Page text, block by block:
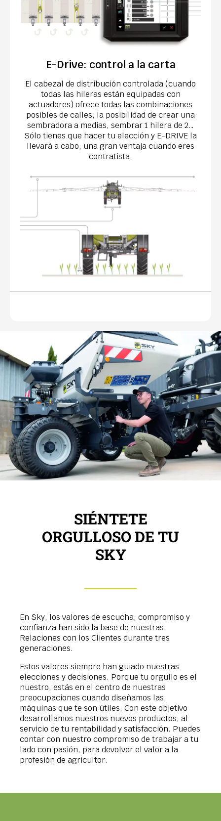
E-Drive: control a la carta
El cabezal de distribución controlada (cuando
todas las hileras están equipadas con
actuadores) ofrece todas las combinaciones
posibles de calles, la posibilidad de crear una
sembradora a medias, sembrar 1 hilera de 2…
Sólo tienes que hacer tu elección y E-DRIVE la
llevará a cabo, una gran ventaja cuando eres
contratista.
SIÉNTETE
ORGULLOSO DE TU
SKY
En Sky, los valores de escucha, compromiso y
confianza han sido la base de nuestras
Relaciones con los Clientes durante tres
generaciones.
Estos valores siempre han guiado nuestras
elecciones y decisiones. Porque tu orgullo es el
nuestro, estás en el centro de nuestras
preocupaciones cuando diseñamos las
máquinas que te son útiles. Con este objetivo
desarrollamos nuestros nuevos productos, al
servicio de tu rentabilidad y satisfacción. Puedes
contar con nuestro compromiso de trabajar a tu
lado con pasión, para devolver el valor a la
profesión de agricultor.